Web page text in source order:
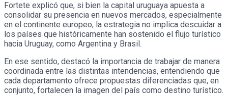
Fortete explicó que, si bien la capital uruguaya apuesta a
consolidar su presencia en nuevos mercados, especialmente
en el continente europeo, la estrategia no implica descuidar a
los países que históricamente han sostenido el flujo turístico
hacia Uruguay, como Argentina y Brasil.
En ese sentido, destacó la importancia de trabajar de manera
coordinada entre las distintas intendencias, entendiendo que
cada departamento ofrece propuestas diferenciadas que, en
conjunto, fortalecen la imagen del país como destino turístico.